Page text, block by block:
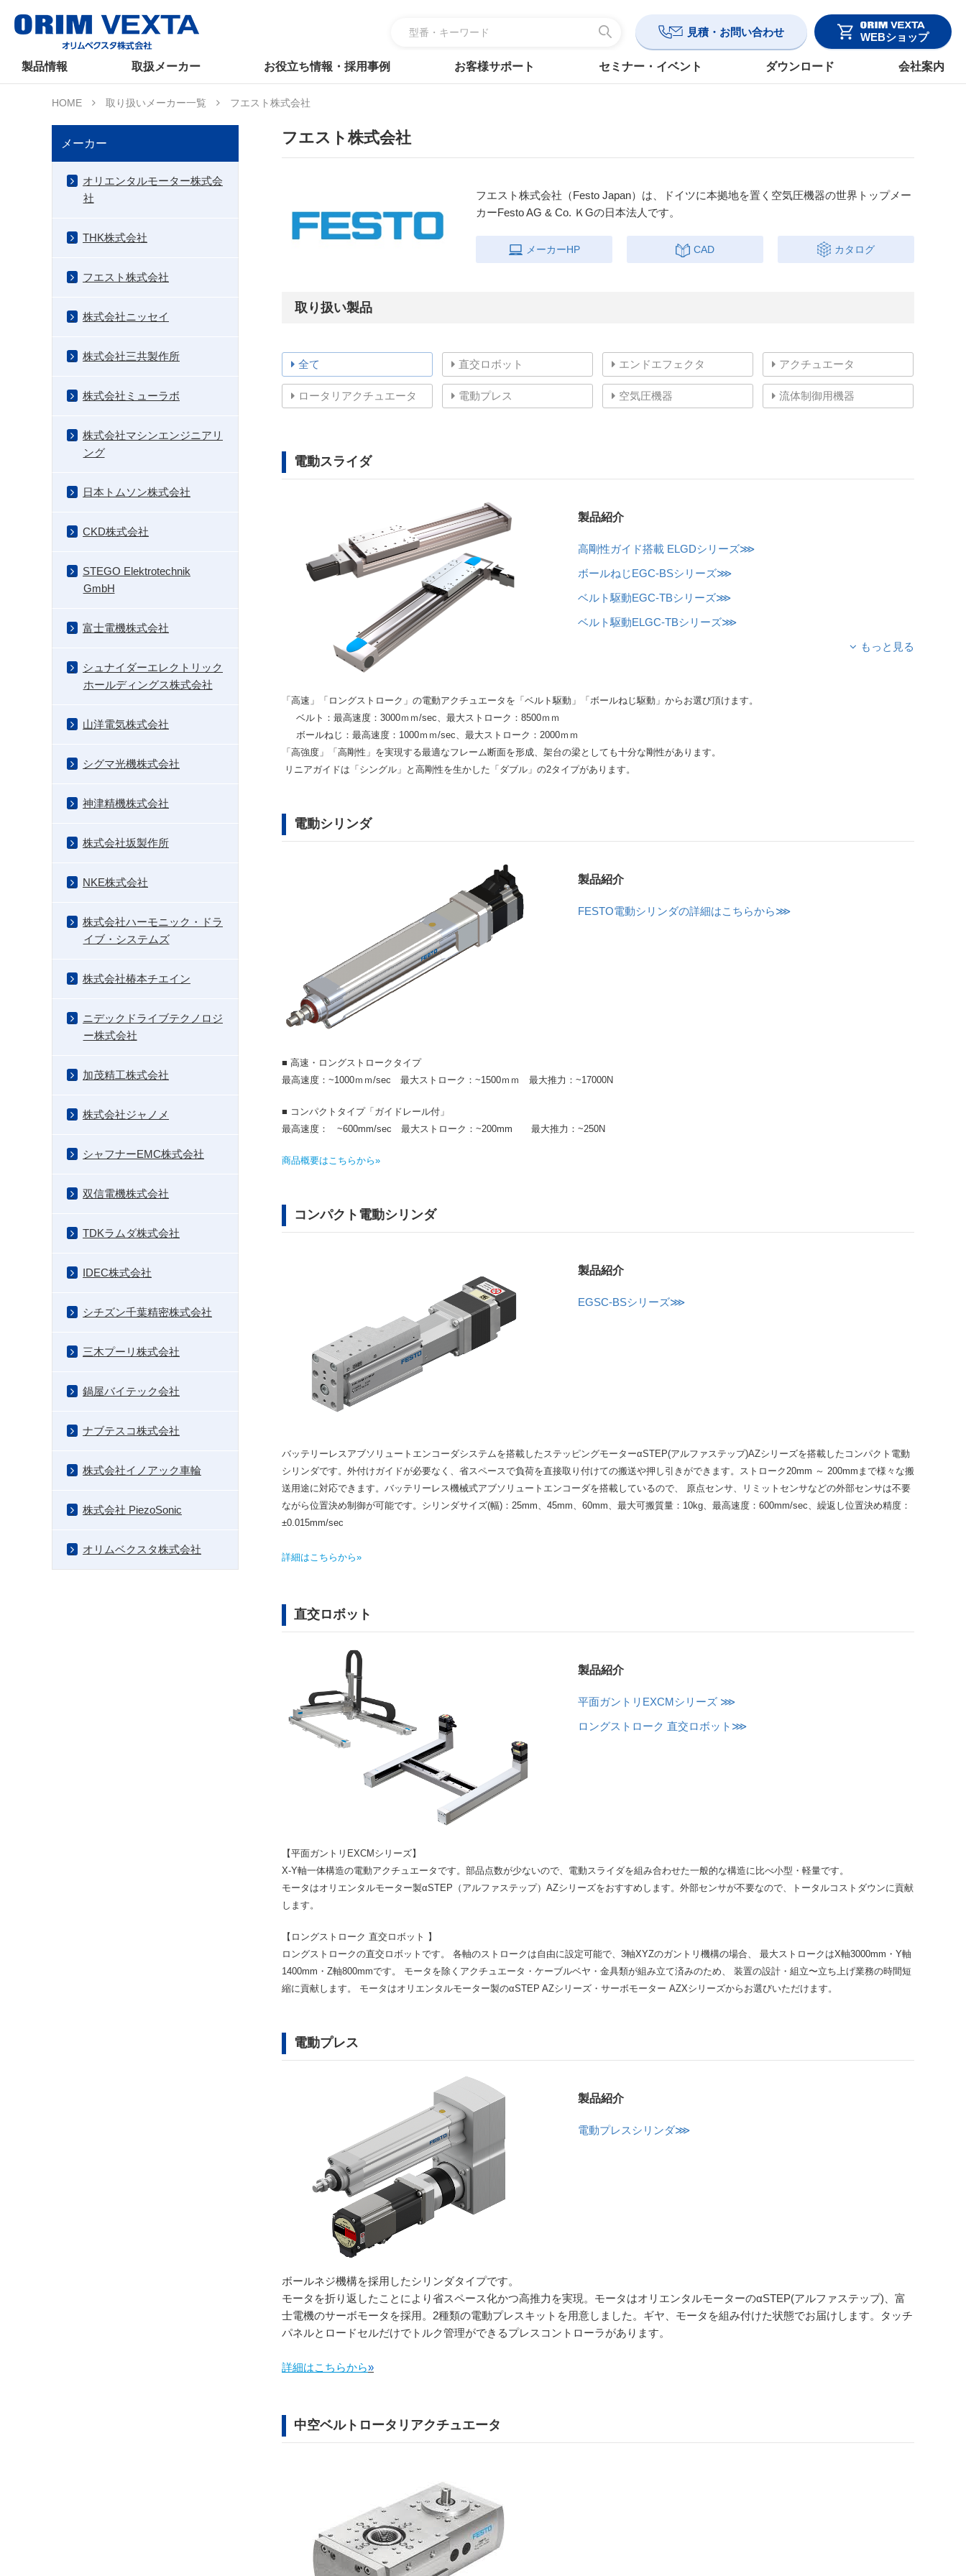
見積・お問い合わせ WEBショップ
製品情報 取扱メーカー お役立ち情報・採用事例 お客様サポート セミナー・イベント ダウンロード 会社案内
HOME 取り扱いメーカー一覧 フエスト株式会社
フエスト株式会社
フエスト株式会社（Festo Japan）は、ドイツに本拠地を置く空気圧機器の世界トップメー
カーFesto AG & Co. ＫGの日本法人です。
メーカーHP CAD カタログ
取り扱い製品
全て 直交ロボット エンドエフェクタ アクチュエータ
ロータリアクチュエータ 電動プレス 空気圧機器 流体制御用機器
電動スライダ
製品紹介
高剛性ガイド搭載 ELGDシリーズ⋙
ボールねじEGC-BSシリーズ⋙
ベルト駆動EGC-TBシリーズ⋙
ベルト駆動ELGC-TBシリーズ⋙
もっと見る
「高速」「ロングストローク」の電動アクチュエータを「ベルト駆動」「ボールねじ駆動」からお選び頂けます。
ベルト：最高速度：3000ｍｍ/sec、最大ストローク：8500ｍｍ
ボールねじ：最高速度：1000ｍｍ/sec、最大ストローク：2000ｍｍ
「高強度」「高剛性」を実現する最適なフレーム断面を形成、架台の梁としても十分な剛性があります。
リニアガイドは「シングル」と高剛性を生かした「ダブル」の2タイプがあります。
電動シリンダ
製品紹介
FESTO電動シリンダの詳細はこちらから⋙
■ 高速・ロングストロークタイプ
最高速度：~1000ｍｍ/sec 最大ストローク：~1500ｍｍ 最大推力：~17000N
■ コンパクトタイプ「ガイドレール付」
最高速度： ~600mm/sec 最大ストローク：~200mm 最大推力：~250N
商品概要はこちらから»
コンパクト電動シリンダ
製品紹介
EGSC-BSシリーズ⋙
バッテリーレスアブソリュートエンコーダシステムを搭載したステッピングモーターαSTEP(アルファステップ)AZシリーズを搭載したコンパクト電動
シリンダです。外付けガイドが必要なく、省スペースで負荷を直接取り付けての搬送や押し引きができます。ストローク20mm ～ 200mmまで様々な搬
送用途に対応できます。バッテリーレス機械式アブソリュートエンコーダを搭載しているので、 原点センサ、リミットセンサなどの外部センサは不要
ながら位置決め制御が可能です。シリンダサイズ(幅)：25mm、45mm、60mm、最大可搬質量：10kg、最高速度：600mm/sec、繰返し位置決め精度：
±0.015mm/sec
詳細はこちらから»
直交ロボット
製品紹介
平面ガントリEXCMシリーズ ⋙
ロングストローク 直交ロボット⋙
【平面ガントリEXCMシリーズ】
X-Y軸一体構造の電動アクチュエータです。部品点数が少ないので、電動スライダを組み合わせた一般的な構造に比べ小型・軽量です。
モータはオリエンタルモーター製αSTEP（アルファステップ）AZシリーズをおすすめします。外部センサが不要なので、トータルコストダウンに貢献
します。
【ロングストローク 直交ロボット 】
ロングストロークの直交ロボットです。 各軸のストロークは自由に設定可能で、3軸XYZのガントリ機構の場合、 最大ストロークはX軸3000mm・Y軸
1400mm・Z軸800mmです。 モータを除くアクチュエータ・ケーブルベヤ・金具類が組み立て済みのため、 装置の設計・組立〜立ち上げ業務の時間短
縮に貢献します。 モータはオリエンタルモーター製のαSTEP AZシリーズ・サーボモーター AZXシリーズからお選びいただけます。
電動プレス
製品紹介
電動プレスシリンダ⋙
ボールネジ機構を採用したシリンダタイプです。
モータを折り返したことにより省スペース化かつ高推力を実現。モータはオリエンタルモーターのαSTEP(アルファステップ)、富
士電機のサーボモータを採用。2種類の電動プレスキットを用意しました。ギヤ、モータを組み付けた状態でお届けします。タッチ
パネルとロードセルだけでトルク管理ができるプレスコントローラがあります。
詳細はこちらから»
中空ベルトロータリアクチュエータ
メーカー
オリエンタルモーター株式会
社
THK株式会社
フエスト株式会社
株式会社ニッセイ
株式会社三共製作所
株式会社ミューラボ
株式会社マシンエンジニアリ
ング
日本トムソン株式会社
CKD株式会社
STEGO Elektrotechnik
GmbH
富士電機株式会社
シュナイダーエレクトリック
ホールディングス株式会社
山洋電気株式会社
シグマ光機株式会社
神津精機株式会社
株式会社坂製作所
NKE株式会社
株式会社ハーモニック・ドラ
イブ・システムズ
株式会社椿本チエイン
ニデックドライブテクノロジ
ー株式会社
加茂精工株式会社
株式会社ジャノメ
シャフナーEMC株式会社
双信電機株式会社
TDKラムダ株式会社
IDEC株式会社
シチズン千葉精密株式会社
三木プーリ株式会社
鍋屋バイテック会社
ナブテスコ株式会社
株式会社イノアック車輪
株式会社 PiezoSonic
オリムベクスタ株式会社